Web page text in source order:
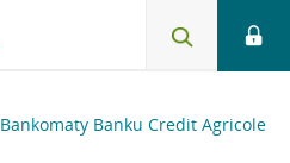
Bankomaty Banku Credit Agricole